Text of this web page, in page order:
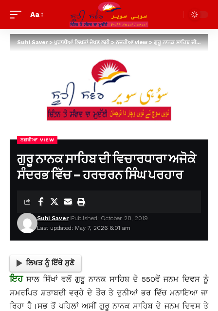
Aa
Suhi Saver>ਪੁਰਾਣੀਆਂ ਲਿਖਤਾਂ ਦੇਖਣ ਲਈ>ਨਜ਼ਰੀਆ view>ਗੁਰੂ ਨਾਨਕ ਸਾਹਿਬ ਦੀ ਵਿਚਾਰਧਾਰਾ ਅਜੋਕੇ ਸੰਦਰਭ ਵਿੱਚ – ਹਰਚਰਨ ਸਿੰਘ ਪਰਹਾਰ
ਨਜ਼ਰੀਆ VIEW
ਗੁਰੂ ਨਾਨਕ ਸਾਹਿਬ ਦੀ ਵਿਚਾਰਧਾਰਾ ਅਜੋਕੇ
ਸੰਦਰਭ ਵਿੱਚ – ਹਰਚਰਨ ਸਿੰਘ ਪਰਹਾਰ
Last updated: May 7, 2026 6:01 am
Suhi Saver Published: October 28, 2019
ਲਿਖਤ ਨੂੰ ਇੱਥੇ ਸੁਣੋ
ਇਹਸਾਲ ਸਿੱਖਾਂ ਵਲੋਂ ਗੁਰੂ ਨਾਨਕ ਸਾਹਿਬ ਦੇ 550ਵੇਂ ਜਨਮ ਦਿਵਸ ਨੂੰ
ਸਮਰਪਿਤ ਸ਼ਤਾਬਦੀ ਵਰ੍ਹੇ ਦੇ ਤੌਰ ਤੇ ਦੁਨੀਆਂ ਭਰ ਵਿੱਚ ਮਨਾਇਆ ਜਾ
ਰਿਹਾ ਹੈ।ਸਭ ਤੋਂ ਪਹਿਲਾਂ ਅਸੀਂ ਗੁਰੂ ਨਾਨਕ ਸਾਹਿਬ ਦੇ ਜਨਮ ਦਿਵਸ ਤੇ